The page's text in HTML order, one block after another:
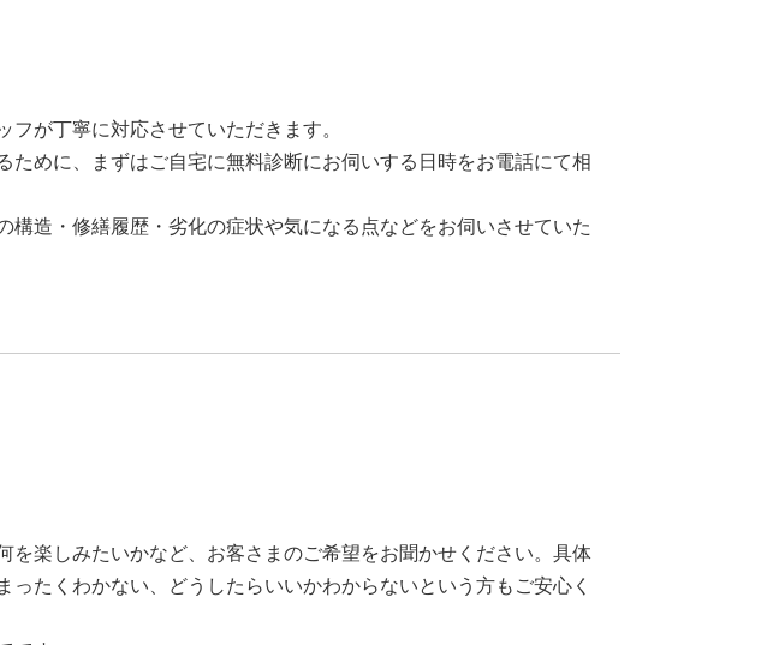
が丁寧に対応させていただきます。
ために、まずはご自宅に無料診断にお伺いする日時をお電話にて相
構造・修繕履歴・劣化の症状や気になる点などをお伺いさせていた
を楽しみたいかなど、お客さまのご希望をお聞かせください。具体
ったくわかない、どうしたらいいかわからないという方もご安心く